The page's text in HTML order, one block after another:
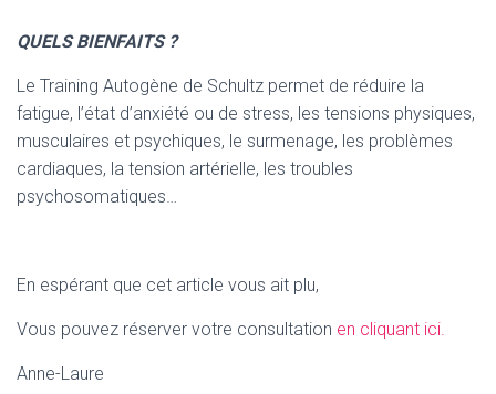
QUELS BIENFAITS ?
Le Training Autogène de Schultz permet de réduire la
fatigue, l’état d’anxiété ou de stress, les tensions physiques,
musculaires et psychiques, le surmenage, les problèmes
cardiaques, la tension artérielle, les troubles
psychosomatiques…
En espérant que cet article vous ait plu,
Vous pouvez réserver votre consultation en cliquant ici.
Anne-Laure